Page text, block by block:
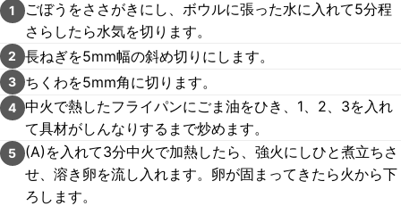
1
ごぼうをささがきにし、ボウルに張った水に入れて5分程
さらしたら水気を切ります。
2 長ねぎを5mm幅の斜め切りにします。
3 ちくわを5mm角に切ります。
4 中火で熱したフライパンにごま油をひき、1、2、3を入れ
て具材がしんなりするまで炒めます。
5
(A)を入れて3分中火で加熱したら、強火にしひと煮立ちさ
せ、溶き卵を流し入れます。卵が固まってきたら火から下
ろします。